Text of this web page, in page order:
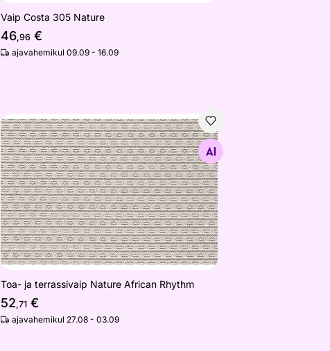
Vaip Costa 305 Nature
46,96€
ajavahemikul 09.09 - 16.09
Toa- ja terrassivaip Nature African Rhythm
Otsi sarnaseid
Toa- ja terrassivaip Nature African Rhythm
52,71€
ajavahemikul 27.08 - 03.09